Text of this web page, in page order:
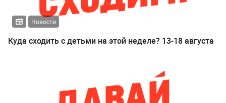
Новости
Куда сходить с детьми на этой неделе? 13-18 августа